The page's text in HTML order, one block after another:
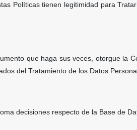
Políticas tienen legitimidad para
que haga sus veces, otorgue la
del Tratamiento de los Datos
decisiones respecto de la Base de